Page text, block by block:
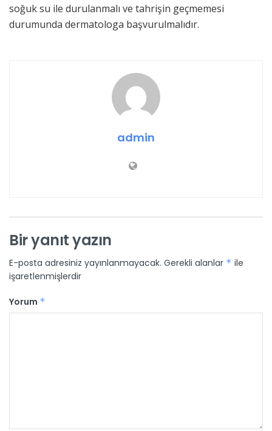
soğuk su ile durulanmalı ve tahrişin geçmemesi
durumunda dermatologa başvurulmalıdır.
admin
Bir yanıt yazın
E-posta adresiniz yayınlanmayacak. Gerekli alanlar * ile
işaretlenmişlerdir
Yorum *